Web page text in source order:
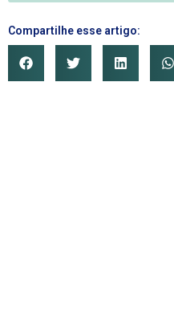
Compartilhe esse artigo: